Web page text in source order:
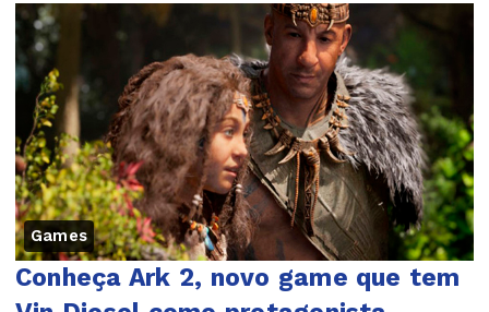
Games
Conheça Ark 2, novo game que tem